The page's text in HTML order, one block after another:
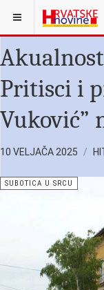
NALAZITE SE OVDJE:
Pritisci i
Vuković”
10 VELJAČA 2025
SUBOTICA U SRCU